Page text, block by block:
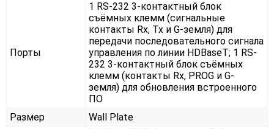
Порты
1 RS-232 3-контактный блок
съёмных клемм (сигнальные
контакты Rx, Tx и G-земля) для
передачи последовательного сигнала
управления по линии HDBaseT; 1 RS-
232 3-контактный блок съёмных
клемм (контакты Rx, PROG и G-
земля) для обновления встроенного
ПО
Размер
Wall Plate